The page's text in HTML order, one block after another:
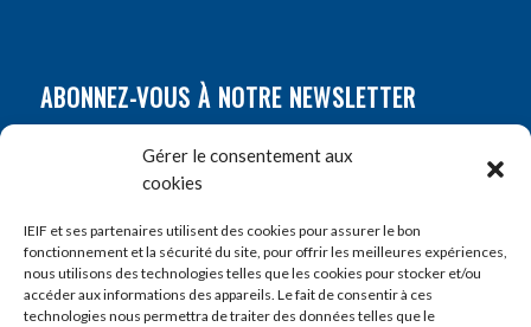
Gérer le consentement aux
cookies
IEIF et ses partenaires utilisent des cookies pour assurer le bon
fonctionnement et la sécurité du site, pour offrir les meilleures expériences,
nous utilisons des technologies telles que les cookies pour stocker et/ou
accéder aux informations des appareils. Le fait de consentir à ces
technologies nous permettra de traiter des données telles que le
ABONNEZ-VOUS À NOTRE NEWSLETTER
Prénom*
E-mail*